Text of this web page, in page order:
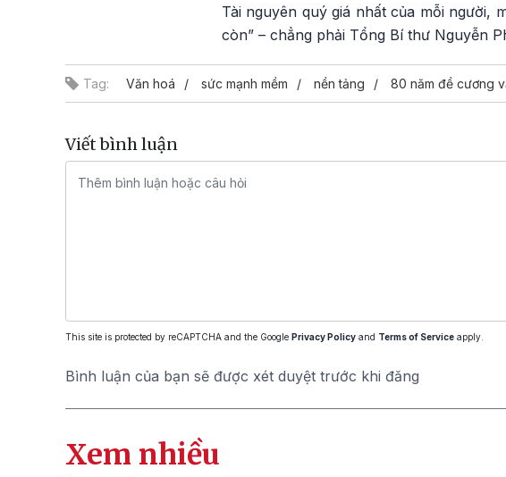
Tài nguyên quý giá nhất của mỗi người,
còn” – chẳng phải Tổng Bí thư Nguyễn
Tag: Văn hoá sức mạnh mềm nền tảng 80 năm đề cương
Viết bình luận
This site is protected by reCAPTCHA and the Google Privacy Policy and Terms of Service apply.
Bình luận của bạn sẽ được xét duyệt trước khi đăng
Xem nhiều